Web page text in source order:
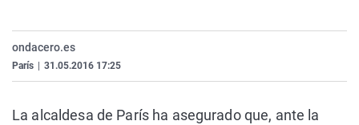
ondacero.es
París 31.05.2016 17:25
La alcaldesa de París ha asegurado que, ante la